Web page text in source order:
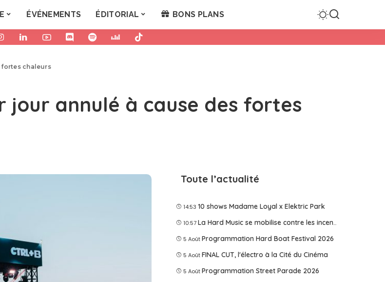
ÉVÉNEMENTS ÉDITORIAL BONS PLANS
fortes chaleurs
jour annulé à cause des fortes
Toute l’actualité
14:53 10 shows Madame Loyal x Elektric Park
10:57 La Hard Music se mobilise contre les incendies
5 Août Programmation Hard Boat Festival 2026
5 Août FINAL CUT, l'électro à la Cité du Cinéma
5 Août Programmation Street Parade 2026